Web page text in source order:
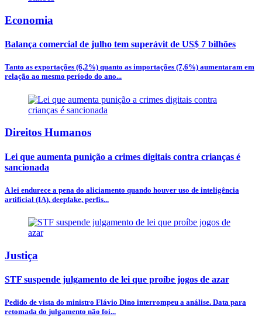
Economia
Balança comercial de julho tem superávit de US$ 7 bilhões
Tanto as exportações (6,2%) quanto as importações (7,6%) aumentaram em
relação ao mesmo período do ano...
Direitos Humanos
Lei que aumenta punição a crimes digitais contra crianças é
sancionada
A lei endurece a pena do aliciamento quando houver uso de inteligência
artificial (IA), deepfake, perfis...
Justiça
STF suspende julgamento de lei que proíbe jogos de azar
Pedido de vista do ministro Flávio Dino interrompeu a análise. Data para
retomada do julgamento não foi...